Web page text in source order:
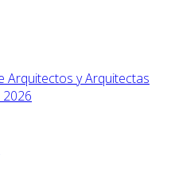
Arquitectos y Arquitectas